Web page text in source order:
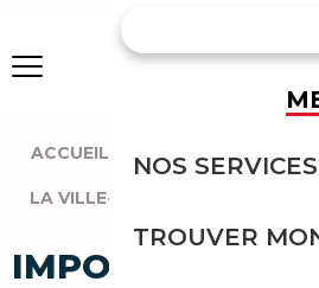
ACCUEIL AGENCE PARIS
LA VILLE-DU-BOIS (91620)
IMPORT
NOS SERVICES
TROUVER